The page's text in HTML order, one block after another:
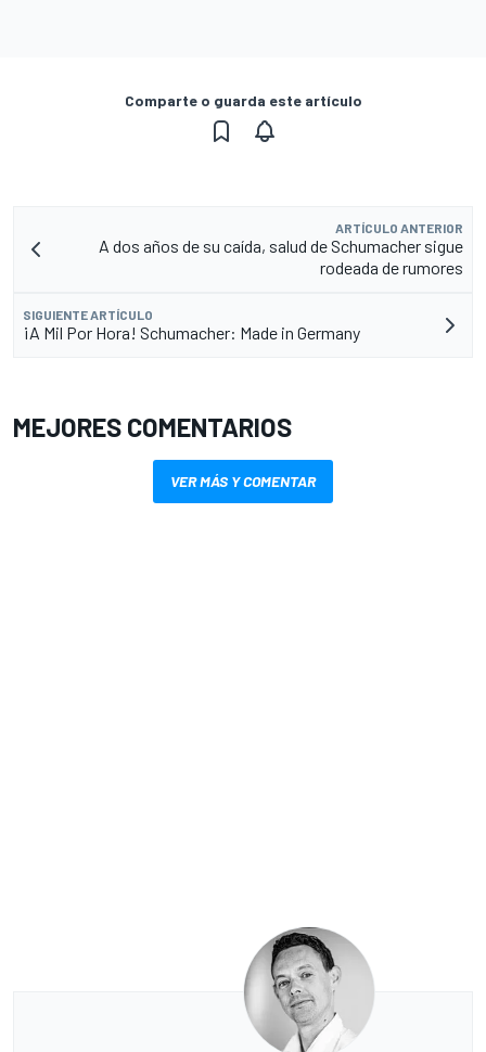
Comparte o guarda este artículo
ARTÍCULO ANTERIOR
A dos años de su caída, salud de Schumacher sigue
rodeada de rumores
SIGUIENTE ARTÍCULO
¡A Mil Por Hora! Schumacher: Made in Germany
MEJORES COMENTARIOS
VER MÁS Y COMENTAR